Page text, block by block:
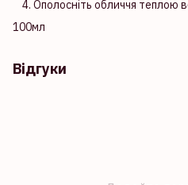
Ополосніть обличчя теплою
100мл
Відгуки